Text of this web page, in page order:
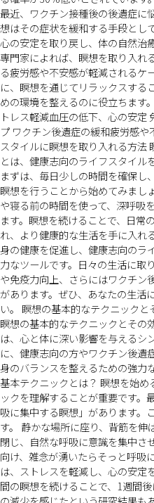
最近、ワクチン接種後の後遺症に
想はその症状を緩和する手段とし
心の安定を取り戻し、体の自然治
専門家によれば、瞑想を取り入れ
る疲労感や不安感が軽減されるケ
に、瞑想を通じてリラックスする
めの環境を整えるのに役立ちます
トレス軽減血圧の低下、心の安定
プ ワクチン後遺症の緩和疲労感
スタイルに瞑想を取り入れる方法
とは、健康志向のライフスタイル
まずは、毎日少しの時間を確保し
瞑想を行うことから始めてみまし
や寝る前の時間を使って、深呼吸
ます。瞑想を続けることで、日常
れ、より健康的な生活を手に入れ
身の健康を促進し、健康志向のラ
力なツールです。日々の生活に取
や免疫力向上、さらにはワクチン
があります。ぜひ、あなたの生活
い。 瞑想の基本的なテクニック
瞑想の基本的なテクニックとその
は、心と体に深い影響を与えるシ
に、健康志向の方やワクチン後遺
身のバランスを整えるための強力
基本テクニックとは？ 瞑想を始め
ックを理解することが重要です。
吸に集中する瞑想」があります。
す。 静かな場所に座り、背筋を伸
閉じ、自然な呼吸に意識を集中さ
向け、雑念が湧いたらそっと呼吸
は、ストレスを軽減し、心の安定
間の瞑想を続けることで、1週間